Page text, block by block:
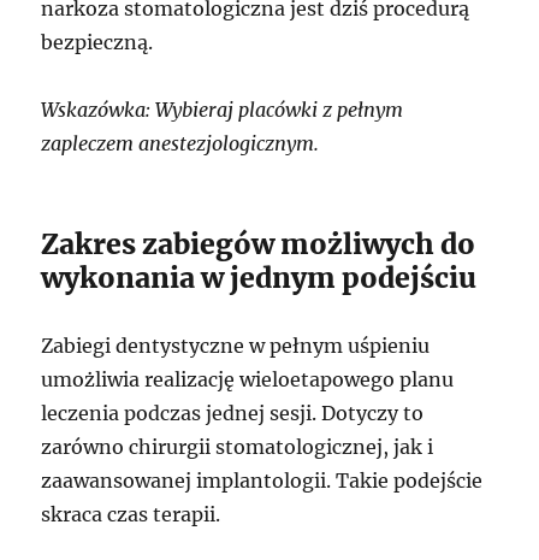
narkoza stomatologiczna jest dziś procedurą
bezpieczną.
Wskazówka: Wybieraj placówki z pełnym
zapleczem anestezjologicznym.
Zakres zabiegów możliwych do
wykonania w jednym podejściu
Zabiegi dentystyczne w pełnym uśpieniu
umożliwia realizację wieloetapowego planu
leczenia podczas jednej sesji. Dotyczy to
zarówno chirurgii stomatologicznej, jak i
zaawansowanej implantologii. Takie podejście
skraca czas terapii.